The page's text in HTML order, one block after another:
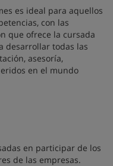
es ideal para aquellos
con las
que ofrece la cursada
desarrollar todas las
asesoría,
en el mundo
en participar de los
de las empresas.